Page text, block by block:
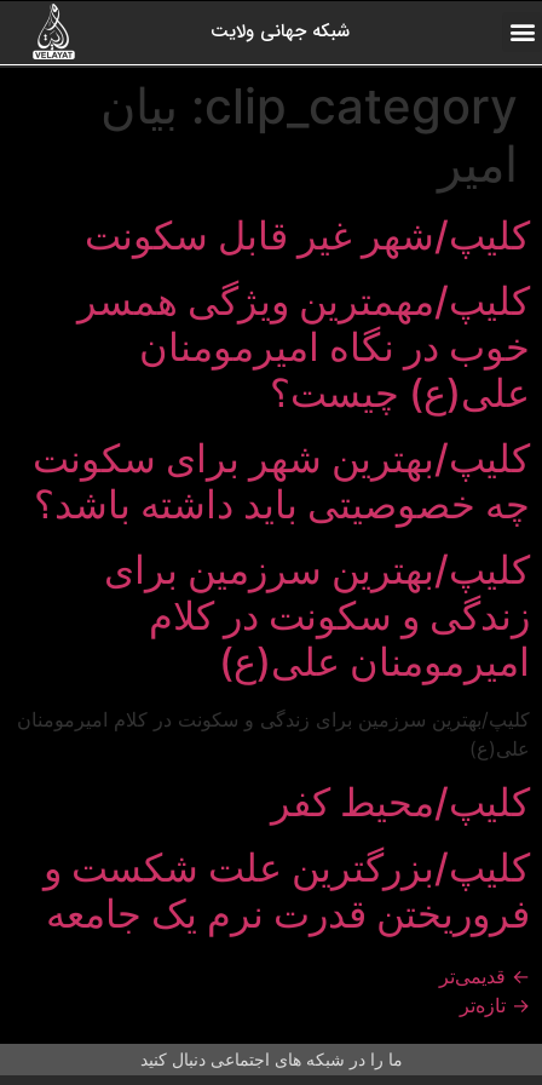
شبکه جهانی ولایت
clip_category: بیان
امیر
کلیپ/شهر غیر قابل سکونت
کلیپ/مهمترین ویژگی همسر
خوب در نگاه امیرمومنان
علی(ع) چیست؟
کلیپ/بهترین شهر برای سکونت
چه خصوصیتی باید داشته باشد؟
کلیپ/بهترین سرزمین برای
زندگی و سکونت در کلام
امیرمومنان علی(ع)
کلیپ/بهترین سرزمین برای زندگی و سکونت در کلام امیرمومنان
علی(ع)
کلیپ/محیط کفر
کلیپ/بزرگترین علت شکست و
فروریختن قدرت نرم یک جامعه
← قدیمی‌تر
→ تازه‌تر
ما را در شبکه های اجتماعی دنبال کنید